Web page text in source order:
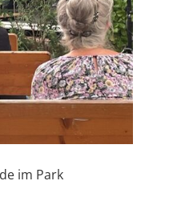
im Park